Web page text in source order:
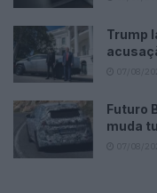
Trump
Futuro
muda